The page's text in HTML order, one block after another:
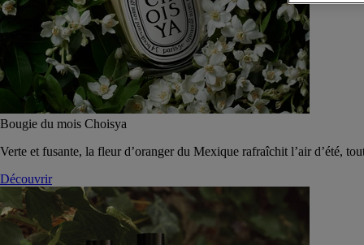
Bougie du mois Choisya
Verte et fusante, la fleur d’oranger du Mexique rafraîchit l’air d’été,
Découvrir